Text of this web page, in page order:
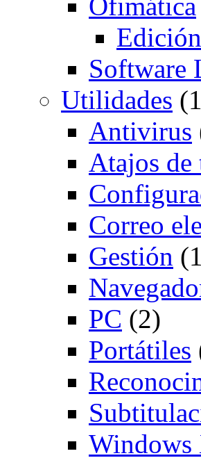
Ofimática
Edición
Software
Utilidades
Antivirus
Atajos de
Correo
Gestión
PC (2)
Portátiles
Windows